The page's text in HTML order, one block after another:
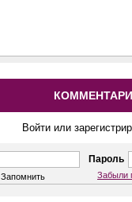
Войти или
Пароль
Запомнить Забыли